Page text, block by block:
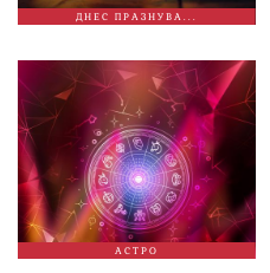
ДНЕС ПРАЗНУВА...
АСТРО